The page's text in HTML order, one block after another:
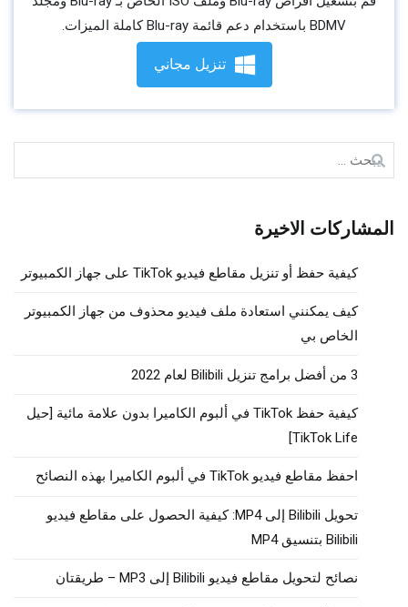
BDMV باستخدام دعم قائمة Blu-ray كاملة الميزات.
تنزيل مجاني
بحث
عن:
المشاركات الاخيرة
كيفية حفظ أو تنزيل مقاطع فيديو TikTok على جهاز الكمبيوتر
كيف يمكنني استعادة ملف فيديو محذوف من جهاز الكمبيوتر
الخاص بي
3 من أفضل برامج تنزيل Bilibili لعام 2022
كيفية حفظ TikTok في ألبوم الكاميرا بدون علامة مائية [حيل
TikTok Life]
احفظ مقاطع فيديو TikTok في ألبوم الكاميرا بهذه النصائح
تحويل Bilibili إلى MP4: كيفية الحصول على مقاطع فيديو
Bilibili بتنسيق MP4
نصائح لتحويل مقاطع فيديو Bilibili إلى MP3 – طريقتان